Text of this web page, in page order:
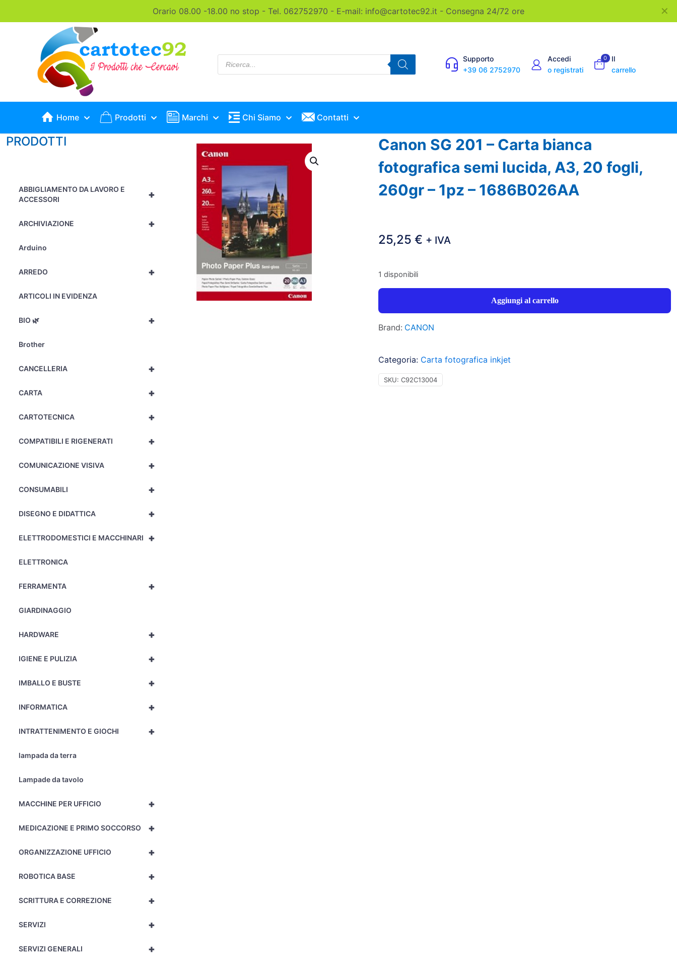
Orario 08.00 -18.00 no stop - Tel. 062752970 - E-mail: info@cartotec92.it - Consegna 24/72 ore ✕
Products
search
Supporto
+39 06 2752970
Accedi
o registrati
0
Il
carrello
Home Prodotti Marchi Chi Siamo Contatti
PRODOTTI
+
ABBIGLIAMENTO DA LAVORO E
ACCESSORI
+
ARCHIVIAZIONE
Arduino
+
ARREDO
ARTICOLI IN EVIDENZA
+
BIO 🌿
Brother
+
CANCELLERIA
+
CARTA
+
CARTOTECNICA
+
COMPATIBILI E RIGENERATI
+
COMUNICAZIONE VISIVA
+
CONSUMABILI
+
DISEGNO E DIDATTICA
+
ELETTRODOMESTICI E MACCHINARI
ELETTRONICA
+
FERRAMENTA
GIARDINAGGIO
+
HARDWARE
+
IGIENE E PULIZIA
+
IMBALLO E BUSTE
+
INFORMATICA
+
INTRATTENIMENTO E GIOCHI
lampada da terra
Lampade da tavolo
+
MACCHINE PER UFFICIO
+
MEDICAZIONE E PRIMO SOCCORSO
+
ORGANIZZAZIONE UFFICIO
+
ROBOTICA BASE
+
SCRITTURA E CORREZIONE
+
SERVIZI
+
SERVIZI GENERALI
Canon SG 201 – Carta bianca
fotografica semi lucida, A3, 20 fogli,
260gr – 1pz – 1686B026AA
25,25€ + IVA
1 disponibili
Aggiungi al carrello
Brand: CANON
Categoria: Carta fotografica inkjet
SKU:C92C13004